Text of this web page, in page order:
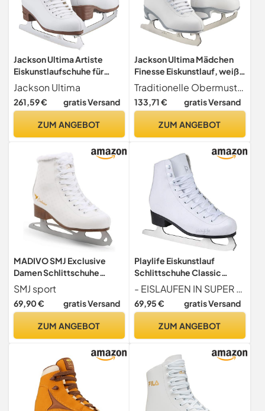
Jackson Ultima Artiste
Eiskunstlaufschuhe für
Damen und Mädchen,
Größe 37, Breite: B, Weiß,
(Artiste JS179)
Jackson Ultima
261,59 € gratis Versand
ZUM ANGEBOT
Jackson Ultima Mädchen
Finesse Eiskunstlauf, weiß,
Womens Size 6
Traditionelle Obermuster mit stilvollem Chrom-Einsatz
133,71 € gratis Versand
ZUM ANGEBOT
MADIVO SMJ Exclusive
Damen Schlittschuhe
Eiskunstlauf Eislaufschuhe
Klassische Eislauf Weiß |
Größen: 36, 37, 38, 39, 40,
SMJ sport
69,90 € gratis Versand
ZUM ANGEBOT
Playlife Eiskunstlauf
Schlittschuhe Classic
White | Knöchelpolster |
Damen | Größe 38 weiß
- EISLAUFEN IN SUPER QUALITÄT kälteisolierendes und wasserabweisendes Synthetik-Leder, leichte Bauweise, Kufe aus rostfreiem Carbon Steel
69,95 € gratis Versand
ZUM ANGEBOT